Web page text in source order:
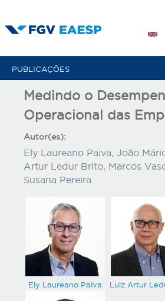
para
PUBLICAÇÕES
Medindo o
Operacional das
Autor(es):
Ely Laureano Paiva, João
Artur Ledur Brito, Marcos
Susana Pereira
Ely Laureano Paiva Luiz Artur